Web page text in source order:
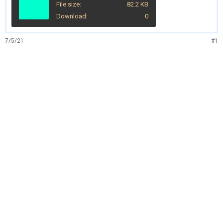
File size
82.2 KB
Download
0
7/5/21 #1